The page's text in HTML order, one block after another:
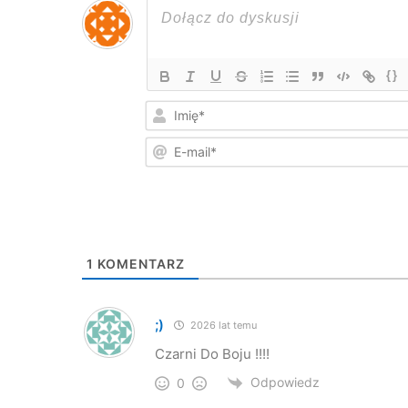
{}
1 KOMENTARZ
;) 2026 lat temu
Czarni Do Boju !!!!
0 Odpowiedz